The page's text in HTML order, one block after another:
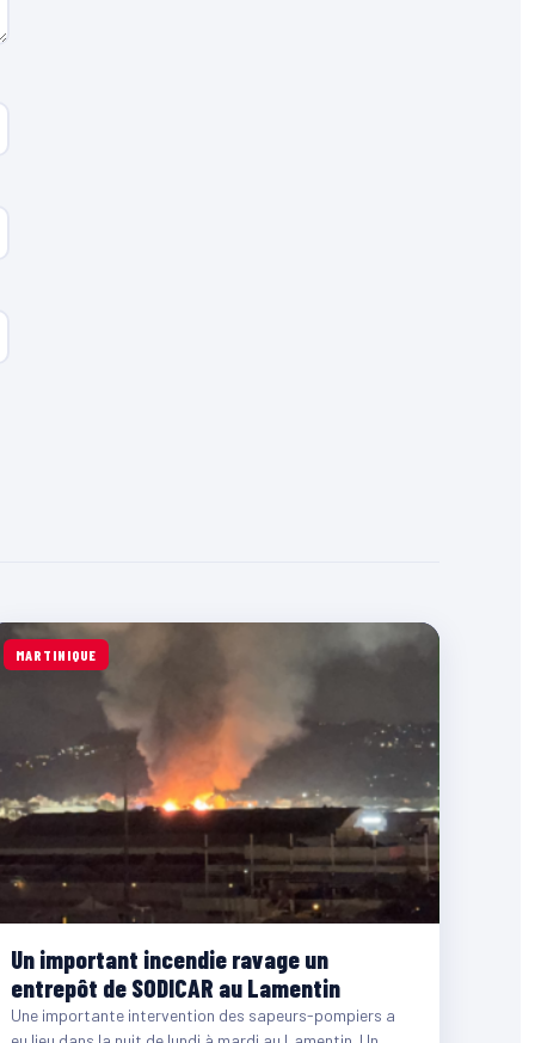
MARTINIQUE
Un important incendie ravage un
entrepôt de SODICAR au Lamentin
Une importante intervention des sapeurs-pompiers a